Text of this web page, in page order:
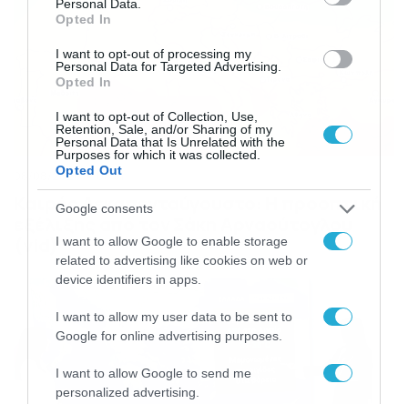
Personal Data.
Opted In
I want to opt-out of processing my
Personal Data for Targeted Advertising.
Opted In
I want to opt-out of Collection, Use,
Retention, Sale, and/or Sharing of my
Personal Data that Is Unrelated with the
Purposes for which it was collected.
Opted Out
Google consents
I want to allow Google to enable storage
related to advertising like cookies on web or
device identifiers in apps.
I want to allow my user data to be sent to
Google for online advertising purposes.
I want to allow Google to send me
personalized advertising.
08/08/2026 08:51
Καιρός Δεκαπενταύγουστο: Η προοπτική
εξέλιξης από τον Σάκη Αρναούτογλου
(vid)